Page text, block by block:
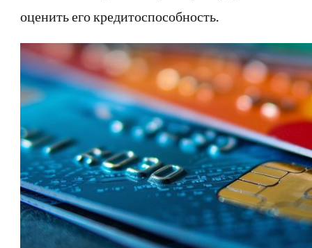
оценить его кредитоспособность.